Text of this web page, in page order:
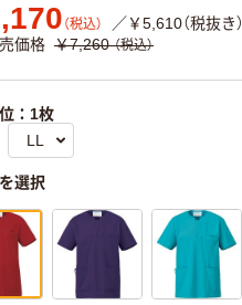
（税込）
／￥5,610（税抜き）
価格 ￥7,260 （税込）
：1枚
選択